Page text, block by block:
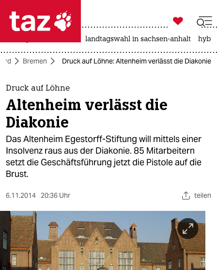
 taz zahl ich
taz zahl ich
themen
politik
öko
gesellschaft
kultur
sport
berlin
nord
wahrheit

taz zahl ich
landtagswahl in sachsen-anhalt
Bremen Druck auf Löhne: Altenheim verlässt die Diakonie
Druck auf Löhne
Altenheim verlässt die
Diakonie
Das Altenheim Egestorff-Stiftung will mittels einer
Insolvenz raus aus der Diakonie. 85 Mitarbeitern
setzt die Geschäftsführung jetzt die Pistole auf die
Brust.
6.11.2014 20:36 Uhr teilen